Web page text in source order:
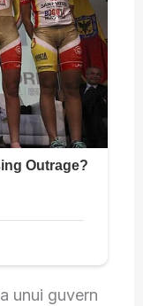
unui guvern